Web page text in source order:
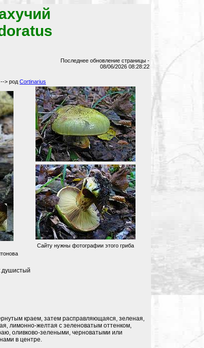
Последнее обновление страницы -
08/06/2026 08:28:22
--> род Cortinarius
Сайту нужны фотографии этого гриба
душистый
краем, затем расправляющаяся, зеленая,
лимонно-желтая с зеленоватым оттенком,
оливково-зелеными, черноватыми или
в центре.